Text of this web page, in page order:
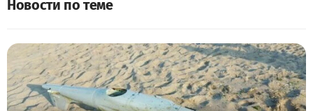
Новости по теме